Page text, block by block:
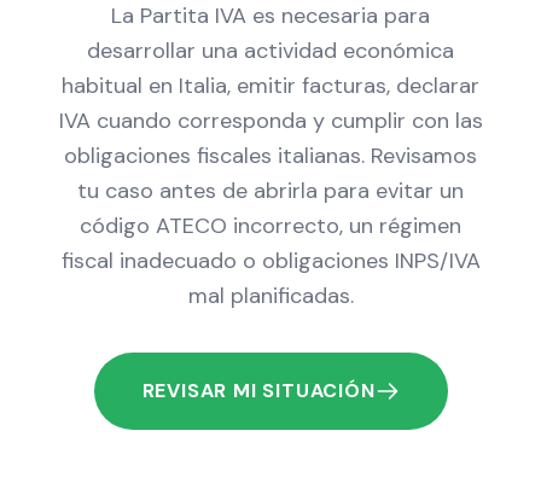
La Partita IVA es necesaria para
desarrollar una actividad económica
habitual en Italia, emitir facturas, declarar
IVA cuando corresponda y cumplir con las
obligaciones fiscales italianas. Revisamos
tu caso antes de abrirla para evitar un
código ATECO incorrecto, un régimen
fiscal inadecuado o obligaciones INPS/IVA
mal planificadas.
REVISAR MI SITUACIÓN